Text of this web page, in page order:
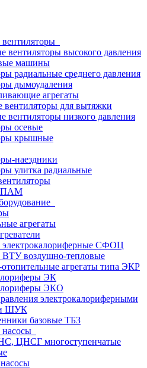
вентиляторы высокого давления
машины
радиальные среднего давления
дымоудаления
агрегаты
вентиляторы для вытяжки
вентиляторы низкого давления
осевые
крышные
наездники
улитка радиальные
ПАМ
агрегаты
электрокалориферные СФОЦ
ВТУ воздушно-тепловые
агрегаты типа ЭКР
ЭК
ЭКО
электрокалориферными
ШУК
базовые ТБЗ
ЦНСГ многоступенчатые